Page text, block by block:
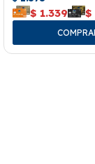
$ 1.339 $